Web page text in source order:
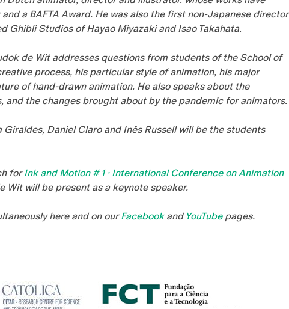
a BAFTA Award. He was also the first non-Japanese director
Ghibli Studios of Hayao Miyazaki and Isao Takahata.
de Wit addresses questions from students of the School of
process, his particular style of animation, his major
of hand-drawn animation. He also speaks about the
the changes brought about by the pandemic for animators.
Daniel Claro and Inês Russell will be the students
forInk and Motion # 1 · International Conference on Animation
Wit will be present as a keynote speaker.
here and on ourFacebook and YouTubepages.